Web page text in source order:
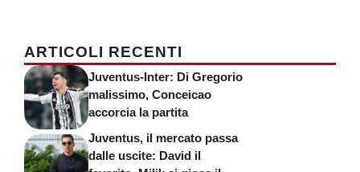
ARTICOLI RECENTI
Juventus-Inter: Di Gregorio
malissimo, Conceicao
accorcia la partita
Juventus, il mercato passa
dalle uscite: David il